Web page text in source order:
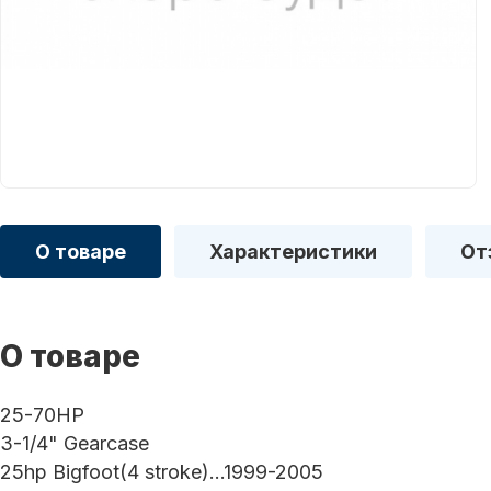
О товаре Характеристики
О товаре
25-70HP
3-1/4" Gearcase
25hp Bigfoot(4 stroke)...1999-2005